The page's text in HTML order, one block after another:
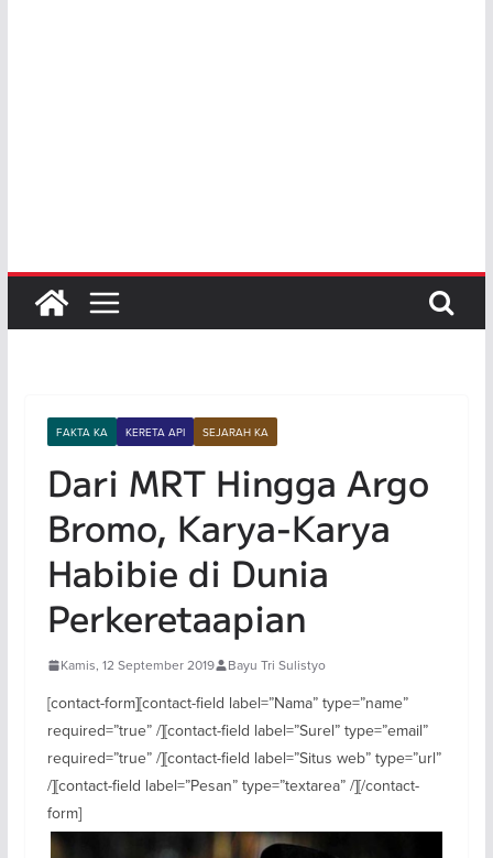
FAKTA KA KERETA API SEJARAH KA
Dari MRT Hingga Argo
Bromo, Karya-Karya
Habibie di Dunia
Perkeretaapian
Kamis, 12 September 2019 Bayu Tri Sulistyo
[contact-form][contact-field label=”Nama” type=”name”
required=”true” /][contact-field label=”Surel” type=”email”
required=”true” /][contact-field label=”Situs web” type=”url”
/][contact-field label=”Pesan” type=”textarea” /][/contact-
form]